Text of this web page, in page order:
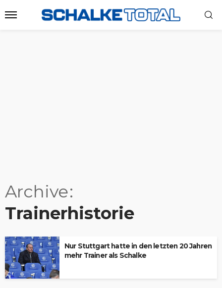
Archive
Trainerhistorie
Nur Stuttgart hatte in den letzten 20 Jahren
mehr Trainer als Schalke